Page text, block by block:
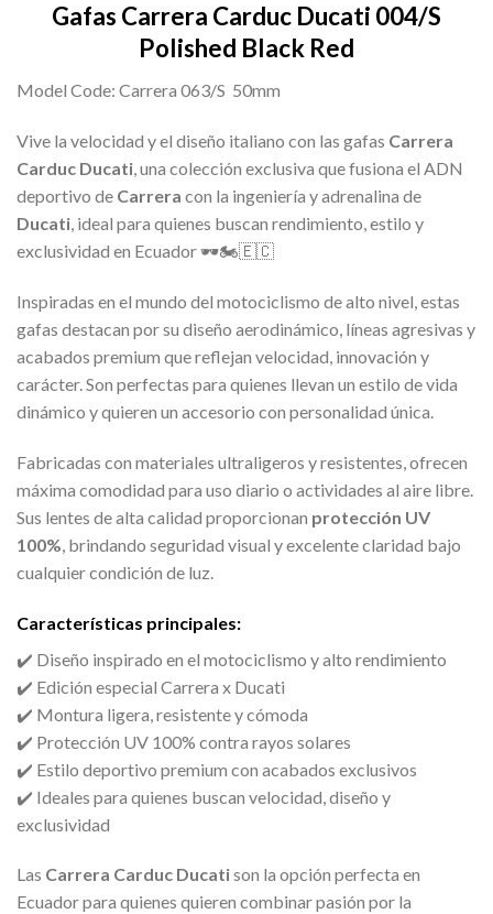
Gafas Carrera Carduc Ducati 004/S
Polished Black Red
Model Code: Carrera 063/S 50mm
Vive la velocidad y el diseño italiano con las gafas Carrera
Carduc Ducati, una colección exclusiva que fusiona el ADN
deportivo de Carrera con la ingeniería y adrenalina de
Ducati, ideal para quienes buscan rendimiento, estilo y
exclusividad en Ecuador 🕶️🏍️🇪🇨
Inspiradas en el mundo del motociclismo de alto nivel, estas
gafas destacan por su diseño aerodinámico, líneas agresivas y
acabados premium que reflejan velocidad, innovación y
carácter. Son perfectas para quienes llevan un estilo de vida
dinámico y quieren un accesorio con personalidad única.
Fabricadas con materiales ultraligeros y resistentes, ofrecen
máxima comodidad para uso diario o actividades al aire libre.
Sus lentes de alta calidad proporcionan protección UV
100% , brindando seguridad visual y excelente claridad bajo
cualquier condición de luz.
Características principales:
✔️ Diseño inspirado en el motociclismo y alto rendimiento
✔️ Edición especial Carrera x Ducati
✔️ Montura ligera, resistente y cómoda
✔️ Protección UV 100% contra rayos solares
✔️ Estilo deportivo premium con acabados exclusivos
✔️ Ideales para quienes buscan velocidad, diseño y
exclusividad
Las Carrera Carduc Ducatison la opción perfecta en
Ecuador para quienes quieren combinar pasión por la